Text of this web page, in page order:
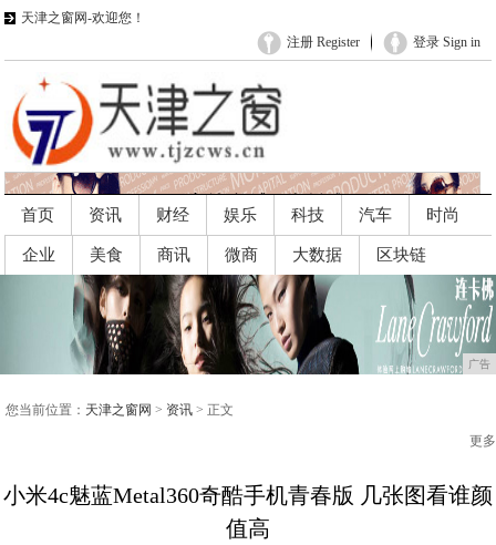
天津之窗网-欢迎您！
登录 Sign in
注册 Register
首页 资讯 财经 娱乐 科技 汽车 时尚
企业 美食 商讯 微商 大数据 区块链
广告
您当前位置： 天津之窗网 > 资讯 > 正文
更多
小米4c魅蓝Metal360奇酷手机青春版 几张图看谁颜
值高